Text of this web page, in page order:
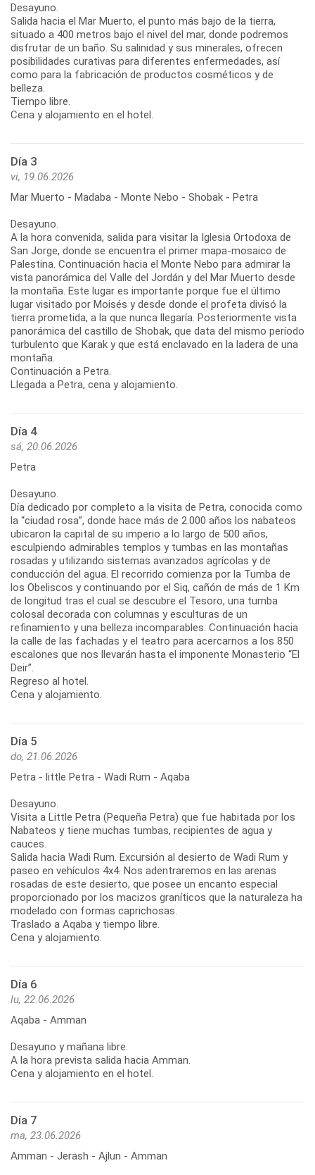
Desayuno.
Salida hacia el Mar Muerto, el punto más bajo de la tierra,
situado a 400 metros bajo el nivel del mar, donde podremos
disfrutar de un baño. Su salinidad y sus minerales, ofrecen
posibilidades curativas para diferentes enfermedades, así
como para la fabricación de productos cosméticos y de
belleza.
Tiempo libre.
Cena y alojamiento en el hotel.
Día 3
vi, 19.06.2026
Mar Muerto - Madaba - Monte Nebo - Shobak - Petra
Desayuno.
A la hora convenida, salida para visitar la Iglesia Ortodoxa de
San Jorge, donde se encuentra el primer mapa-mosaico de
Palestina. Continuación hacia el Monte Nebo para admirar la
vista panorámica del Valle del Jordán y del Mar Muerto desde
la montaña. Este lugar es importante porque fue el último
lugar visitado por Moisés y desde donde el profeta divisó la
tierra prometida, a la que nunca llegaría. Posteriormente vista
panorámica del castillo de Shobak, que data del mismo período
turbulento que Karak y que está enclavado en la ladera de una
montaña.
Continuación a Petra.
Llegada a Petra, cena y alojamiento.
Día 4
sá, 20.06.2026
Petra
Desayuno.
Día dedicado por completo a la visita de Petra, conocida como
la “ciudad rosa”, donde hace más de 2.000 años los nabateos
ubicaron la capital de su imperio a lo largo de 500 años,
esculpiendo admirables templos y tumbas en las montañas
rosadas y utilizando sistemas avanzados agrícolas y de
conducción del agua. El recorrido comienza por la Tumba de
los Obeliscos y continuando por el Siq, cañón de más de 1 Km
de longitud tras el cual se descubre el Tesoro, una tumba
colosal decorada con columnas y esculturas de un
refinamiento y una belleza incomparables. Continuación hacia
la calle de las fachadas y el teatro para acercarnos a los 850
escalones que nos llevarán hasta el imponente Monasterio “El
Deir”.
Regreso al hotel.
Cena y alojamiento.
Día 5
do, 21.06.2026
Petra - little Petra - Wadi Rum - Aqaba
Desayuno.
Visita a Little Petra (Pequeña Petra) que fue habitada por los
Nabateos y tiene muchas tumbas, recipientes de agua y
cauces.
Salida hacia Wadi Rum. Excursión al desierto de Wadi Rum y
paseo en vehículos 4x4. Nos adentraremos en las arenas
rosadas de este desierto, que posee un encanto especial
proporcionado por los macizos graníticos que la naturaleza ha
modelado con formas caprichosas.
Traslado a Aqaba y tiempo libre.
Cena y alojamiento.
Día 6
lu, 22.06.2026
Aqaba - Amman
Desayuno y mañana libre.
A la hora prevista salida hacia Amman.
Cena y alojamiento en el hotel.
Día 7
ma, 23.06.2026
Amman - Jerash - Ajlun - Amman